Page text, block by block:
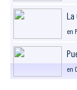
La
en
en